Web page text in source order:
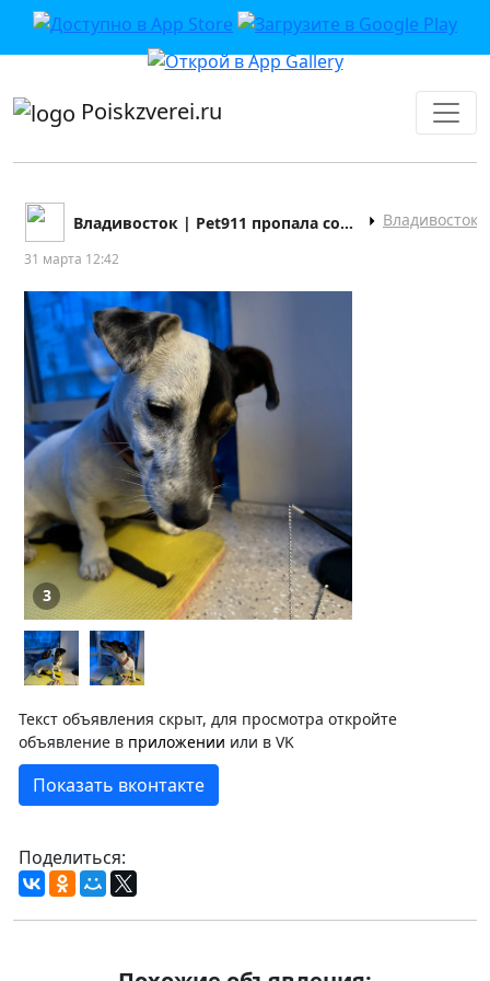
приложении или в VK">
Poiskzverei.ru
Владивосток | Pet911 пропала собака кошка Владивосток
31 марта 12:42
3
Текст объявления скрыт, для просмотра откройте
объявление в приложении или в VK
Показать вконтакте
Поделиться: